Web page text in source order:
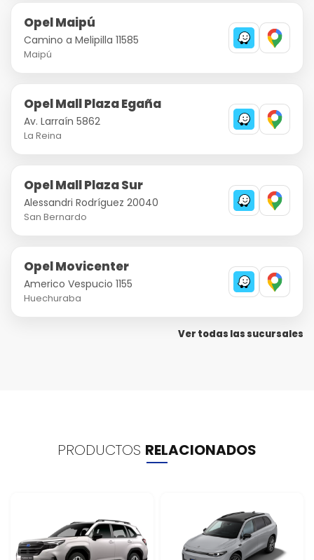
Opel Maipú
Camino a Melipilla 11585
Maipú
Opel Mall Plaza Egaña
Av. Larraín 5862
La Reina
Opel Mall Plaza Sur
Alessandri Rodríguez 20040
San Bernardo
Opel Movicenter
Americo Vespucio 1155
Huechuraba
Ver todas las sucursales
PRODUCTOS RELACIONADOS